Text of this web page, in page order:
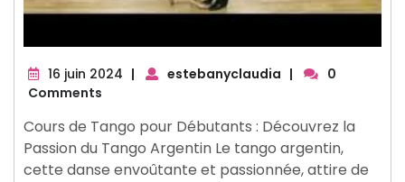
16 juin 2024 16| estebanyclaudia |
0
Comments
Cours de Tango pour Débutants : Découvrez la
Passion du Tango Argentin Le tango argentin,
cette danse envoûtante et passionnée, attire de